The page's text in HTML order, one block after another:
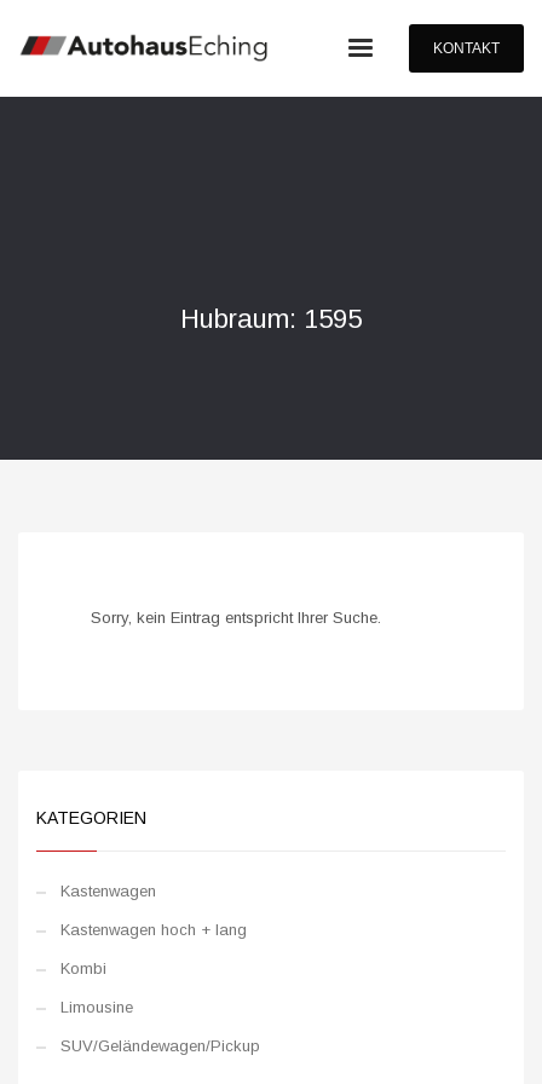
KONTAKT
Hubraum: 1595
Sorry, kein Eintrag entspricht Ihrer Suche.
KATEGORIEN
Kastenwagen
Kastenwagen hoch + lang
Kombi
Limousine
SUV/Geländewagen/Pickup